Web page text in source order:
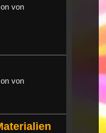
von
von